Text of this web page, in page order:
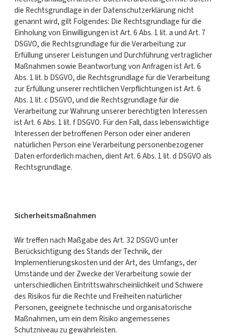
die Rechtsgrundlage in der Datenschutzerklärung nicht
genannt wird, gilt Folgendes: Die Rechtsgrundlage für die
Einholung von Einwilligungen ist Art. 6 Abs. 1 lit. a und Art. 7
DSGVO, die Rechtsgrundlage für die Verarbeitung zur
Erfüllung unserer Leistungen und Durchführung vertraglicher
Maßnahmen sowie Beantwortung von Anfragen ist Art. 6
Abs. 1 lit. b DSGVO, die Rechtsgrundlage für die Verarbeitung
zur Erfüllung unserer rechtlichen Verpflichtungen ist Art. 6
Abs. 1 lit. c DSGVO, und die Rechtsgrundlage für die
Verarbeitung zur Wahrung unserer berechtigten Interessen
ist Art. 6 Abs. 1 lit. f DSGVO. Für den Fall, dass lebenswichtige
Interessen der betroffenen Person oder einer anderen
natürlichen Person eine Verarbeitung personenbezogener
Daten erforderlich machen, dient Art. 6 Abs. 1 lit. d DSGVO als
Rechtsgrundlage.
Sicherheitsmaßnahmen
Wir treffen nach Maßgabe des Art. 32 DSGVO unter
Berücksichtigung des Stands der Technik, der
Implementierungskosten und der Art, des Umfangs, der
Umstände und der Zwecke der Verarbeitung sowie der
unterschiedlichen Eintrittswahrscheinlichkeit und Schwere
des Risikos für die Rechte und Freiheiten natürlicher
Personen, geeignete technische und organisatorische
Maßnahmen, um ein dem Risiko angemessenes
Schutzniveau zu gewährleisten.